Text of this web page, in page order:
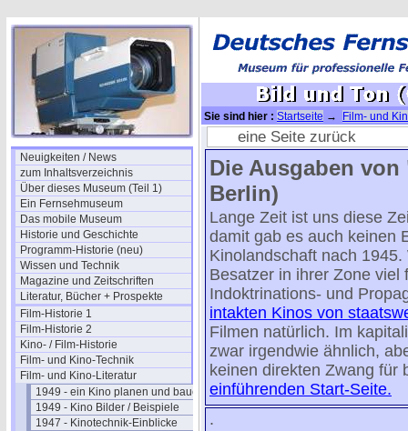
Neuigkeiten / News
zum Inhaltsverzeichnis
Über dieses Museum (Teil 1)
Ein Fernsehmuseum
Das mobile Museum
Historie und Geschichte
Programm-Historie (neu)
Wissen und Technik
Magazine und Zeitschriften
Literatur, Bücher + Prospekte
Film-Historie 1
Film-Historie 2
Kino- / Film-Historie
Film- und Kino-Technik
Film- und Kino-Literatur
1949 - ein Kino planen und bauen
1949 - Kino Bilder / Beispiele
1947 - Kinotechnik-Einblicke
Sie sind hier : Startseite →
Film- und
1950/04eine Seite zurück
Die Ausgaben
Berlin)
Lange Zeit ist uns diese
damit gab es auch keinen
Kinolandschaft nach
Besatzer in ihrer Zone viel
Indoktrinations- und
intakten Kinos von
Filmen natürlich. Im
zwar irgendwie ähnlich,
keinen direkten Zwang für
einführenden Start-Seite.
.